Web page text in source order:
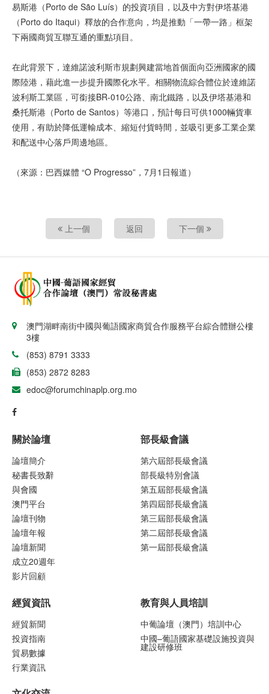
易斯港（Porto de São Luís）的投資項目，以及中方對伊塔基港
（Porto do Itaqui）釋放的合作意向，均是推動「一帶一路」框架
下兩國商貿互聯互通的重點項目。
在此背景下，達維諾波利斯市規劃興建當地首個面向亞洲國家的國
際陸港，藉此進一步提升國際化水平。相關物流綜合體位於達維諾
波利斯工業區，可銜接BR-010公路、南北鐵路，以及伊塔基港和
桑托斯港（Porto de Santos）等港口，預計每日可供1000輛貨車
使用，有助於降低運輸成本、縮短付貨時間，並吸引更多工業企業
和配送中心落戶周邊地區。
（來源：巴西媒體 “O Progresso”，7月1日報道）
上一個 返回 下一個
澳門湖畔南街中國與葡語國家商貿合作服務平台綜合體辦公樓
3樓
(853) 8791 3333
(853) 2872 8283
edoc@forumchinaplp.org.mo
關於論壇
論壇簡介
秘書長致辭
與會國
澳門平台
論壇刊物
論壇年報
論壇新聞
成立20週年
影片回顧
部長級會議
第六屆部長級會議
部長級特別會議
第五屆部長級會議
第四屆部長級會議
第三屆部長級會議
第二屆部長級會議
第一屆部長級會議
經貿資訊
經貿新聞
投資指南
貿易數據
行業資訊
教育與人員培訓
中葡論壇（澳門）培訓中心
中國–葡語國家基礎設施投資與
建設研修班